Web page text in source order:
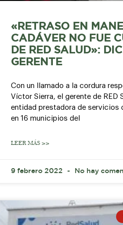
«RETRASO EN
CADÁVER NO FUE
DE RED SALUD»:
GERENTE
Con un llamado a la cordura
Víctor Sierra, el gerente de RED
entidad prestadora de servicios
en 16 municipios del
LEER MÁS >>
9 febrero 2022 No hay